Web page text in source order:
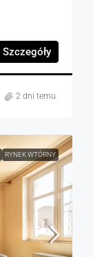
Szczegóły
2 dni temu
RYNEK WTÓRNY